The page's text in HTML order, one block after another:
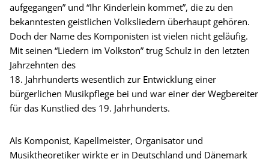
aufgegangen” und “Ihr Kinderlein kommet”, die zu den
bekanntesten geistlichen Volksliedern überhaupt gehören.
Doch der Name des Komponisten ist vielen nicht geläufig.
Mit seinen “Liedern im Volkston” trug Schulz in den letzten
Jahrzehnten des
18. Jahrhunderts wesentlich zur Entwicklung einer
bürgerlichen Musikpflege bei und war einer der Wegbereiter
für das Kunstlied des 19. Jahrhunderts.
Als Komponist, Kapellmeister, Organisator und
Musiktheoretiker wirkte er in Deutschland und Dänemark